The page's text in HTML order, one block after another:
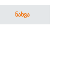
ნახვა